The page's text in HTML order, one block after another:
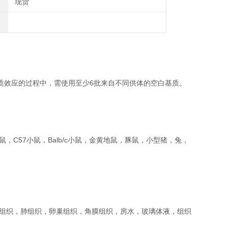
应的过程中，需使用至少6批来自不同供体的空白基质。
C57小鼠，Balb/c小鼠，金黄地鼠，豚鼠，小型猪，兔，
织，肺组织，卵巢组织，角膜组织，房水，玻璃体液，组织